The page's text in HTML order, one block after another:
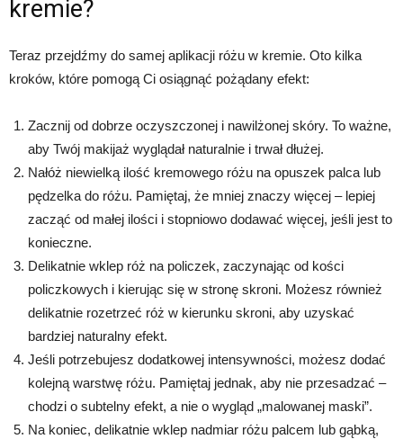
kremie?
Teraz przejdźmy do samej aplikacji różu w kremie. Oto kilka
kroków, które pomogą Ci osiągnąć pożądany efekt:
Zacznij od dobrze oczyszczonej i nawilżonej skóry. To ważne,
aby Twój makijaż wyglądał naturalnie i trwał dłużej.
Nałóż niewielką ilość kremowego różu na opuszek palca lub
pędzelka do różu. Pamiętaj, że mniej znaczy więcej – lepiej
zacząć od małej ilości i stopniowo dodawać więcej, jeśli jest to
konieczne.
Delikatnie wklep róż na policzek, zaczynając od kości
policzkowych i kierując się w stronę skroni. Możesz również
delikatnie rozetrzeć róż w kierunku skroni, aby uzyskać
bardziej naturalny efekt.
Jeśli potrzebujesz dodatkowej intensywności, możesz dodać
kolejną warstwę różu. Pamiętaj jednak, aby nie przesadzać –
chodzi o subtelny efekt, a nie o wygląd „malowanej maski”.
Na koniec, delikatnie wklep nadmiar różu palcem lub gąbką,